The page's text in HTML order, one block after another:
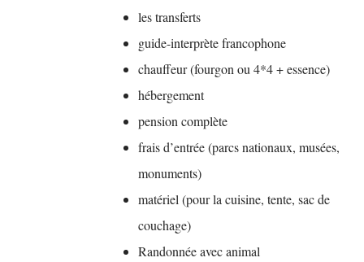
les transferts
guide-interprète francophone
chauffeur (fourgon ou 4*4 + essence)
hébergement
pension complète
frais d’entrée (parcs nationaux, musées,
monuments)
matériel (pour la cuisine, tente, sac de
couchage)
Randonnée avec animal